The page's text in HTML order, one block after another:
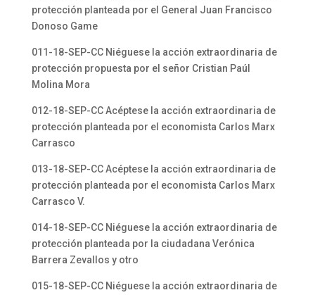
protección planteada por el General Juan Francisco
Donoso Game
011-18-SEP-CC Niéguese la acción extraordinaria de
protección propuesta por el señor Cristian Paúl
Molina Mora
012-18-SEP-CC Acéptese la acción extraordinaria de
protección planteada por el economista Carlos Marx
Carrasco
013-18-SEP-CC Acéptese la acción extraordinaria de
protección planteada por el economista Carlos Marx
Carrasco V.
014-18-SEP-CC Niéguese la acción extraordinaria de
protección planteada por la ciudadana Verónica
Barrera Zevallos y otro
015-18-SEP-CC Niéguese la acción extraordinaria de